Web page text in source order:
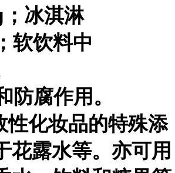
冰淇淋
软饮料中
防腐作用。
性化妆品的特殊添
花露水等。亦可用